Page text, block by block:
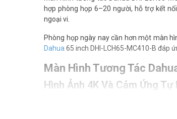
hợp phòng họp 6–20 người, hỗ trợ kết
ngoại vi.
Phòng họp ngày nay cần hơn một màn
Dahua 65 inch DHI-LCH65-MC410-B đáp
Màn Hình Tương Tác
Hình Ảnh 4K Và Cảm Ứng Tự
ngồi. Cảm ứng đa điểm phản hồi